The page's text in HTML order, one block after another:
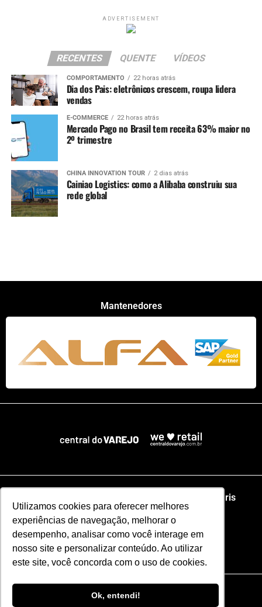
Utilizamos cookies para oferecer melhores
experiências de navegação, melhorar o
desempenho, analisar como você interage em
nosso site e personalizar conteúdo. Ao utilizar
este site, você concorda com o uso de cookies.
Ok, entendi!
ADVERTISEMENT
RECENTES QUENTE VÍDEOS
COMPORTAMENTO 22 horas atrás
Dia dos Pais: eletrônicos crescem, roupa lidera
vendas
E-COMMERCE 22 horas atrás
Mercado Pago no Brasil tem receita 63% maior no
2º trimestre
CHINA INNOVATION TOUR 2 dias atrás
Cainiao Logistics: como a Alibaba construiu sua
rede global
Mantenedores
NRF Paris
Web Summit Lisboa Web Summit Rio
Especial NRF2026
CNPJ: 51.110.853/0001-17